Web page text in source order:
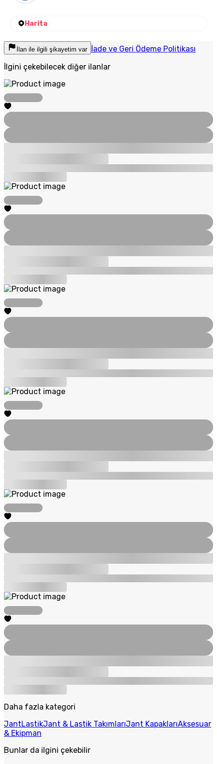
Harita
İlan ile ilgili şikayetim var İade ve Geri Ödeme Politikası
İlgini çekebilecek diğer ilanlar
Daha fazla kategori
JantLastikJant & Lastik TakımlarıJant KapaklarıAksesuar
& Ekipman
Bunlar da ilgini çekebilir